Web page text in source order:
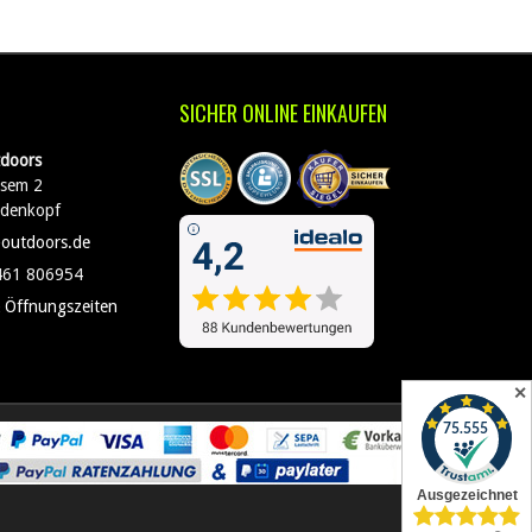
2
806954
SICHER ONLINE EINKAUFEN
✕